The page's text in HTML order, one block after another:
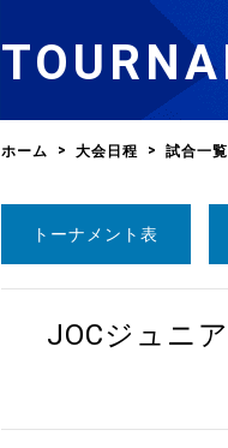
公式大会優勝記録
大会・試合
TV・メディア情報
男子ナショナルチーム選
女子ナショナルチーム選
卓球の基本的なルール
卓球用語集
協会会員登録
審判
卓球協会のミッション
沿革・組織図
国際交流届申込みフォーム
競技ウエアチーム名申請
ホーム 大会日程 試合一覧
トーナメント表
JOCジュニ